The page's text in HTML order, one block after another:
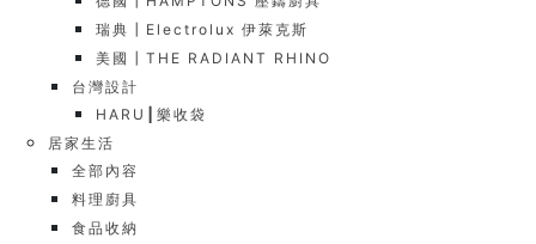
瑞典┃Electrolux 伊萊克斯
美國┃THE RADIANT RHINO
台灣設計
HARU┃樂收袋
居家生活
全部內容
料理廚具
食品收納